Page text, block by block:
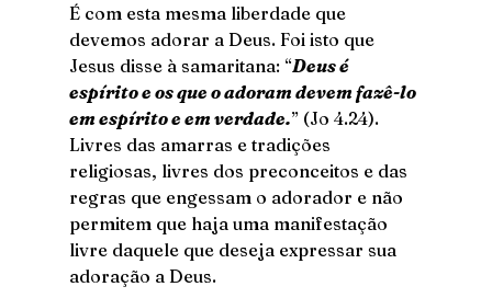
É com esta mesma liberdade que
devemos adorar a Deus. Foi isto que
Jesus disse à samaritana: “Deus é
espírito e os que o adoram devem fazê-lo
em espírito e em verdade.” (Jo 4.24).
Livres das amarras e tradições
religiosas, livres dos preconceitos e das
regras que engessam o adorador e não
permitem que haja uma manifestação
livre daquele que deseja expressar sua
adoração a Deus.